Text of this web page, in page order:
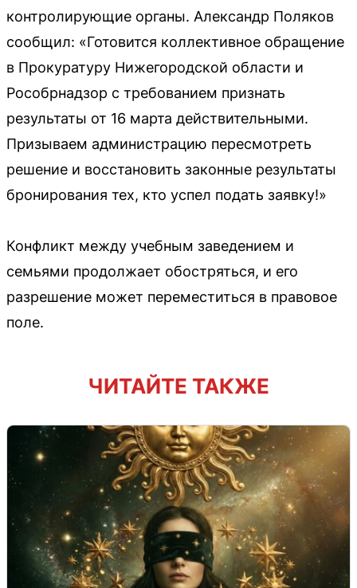
контролирующие органы. Александр Поляков
сообщил: «Готовится коллективное обращение
в Прокуратуру Нижегородской области и
Рособрнадзор с требованием признать
результаты от 16 марта действительными.
Призываем администрацию пересмотреть
решение и восстановить законные результаты
бронирования тех, кто успел подать заявку!»
Конфликт между учебным заведением и
семьями продолжает обостряться, и его
разрешение может переместиться в правовое
поле.
ЧИТАЙТЕ ТАКЖЕ